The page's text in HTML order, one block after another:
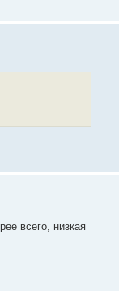
всего, низкая